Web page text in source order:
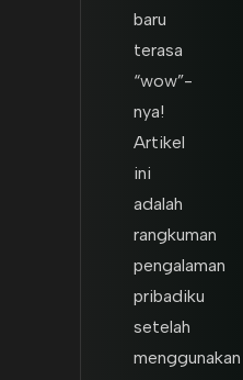
baru
terasa
“wow”-
nya!
Artikel
ini
adalah
rangkuman
pengalaman
pribadiku
setelah
menggunakan